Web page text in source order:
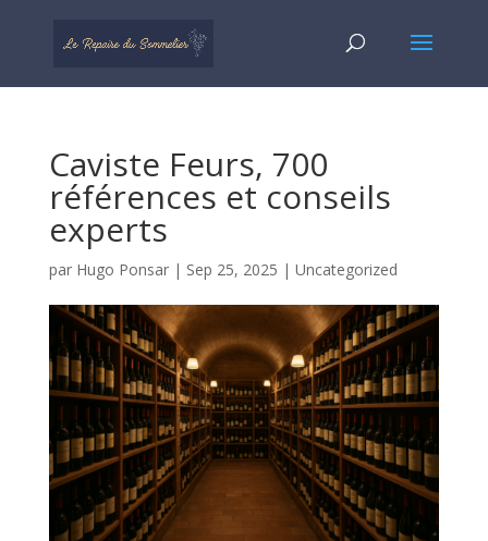
Caviste Feurs, 700
références et conseils
experts
par Hugo Ponsar| Sep 25, 2025 | Uncategorized